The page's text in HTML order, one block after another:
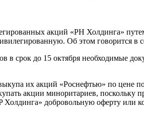
акций «РН Холдинга»
Об этом говорится в
в срок до 15 октября необходимые
их акций «Роснефтью» по цене
акции миноритариев, поскольку
добровольную оферту или